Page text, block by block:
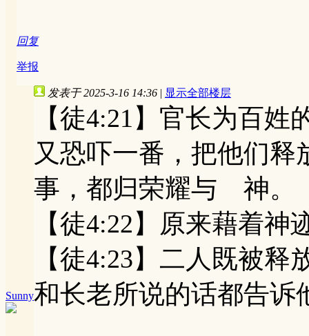
回复
举报
Sunny
发表于 2025-3-16 14:36 | 显示全部楼层
【徒4:21】官长为百
又恐吓一番，把他们
事，都归荣耀与 神。
【徒4:22】原来藉着
【徒4:23】二人既被
和长老所说的话都告诉